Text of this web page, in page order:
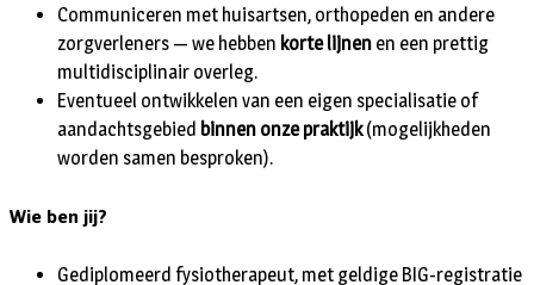
Communiceren met huisartsen, orthopeden en andere
zorgverleners — we hebben korte lijnen en een prettig
multidisciplinair overleg.
Eventueel ontwikkelen van een eigen specialisatie of
aandachtsgebied binnen onze praktijk(mogelijkheden
worden samen besproken).
Wie ben jij?
Gediplomeerd fysiotherapeut, met geldige BIG-registratie